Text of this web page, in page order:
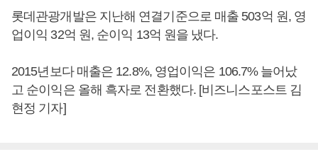
롯데관광개발은 지난해 연결기준으로 매출 503억 원, 영
업이익 32억 원, 순이익 13억 원을 냈다.
2015년보다 매출은 12.8%, 영업이익은 106.7% 늘어났
고 순이익은 올해 흑자로 전환했다. [비즈니스포스트 김
현정 기자]